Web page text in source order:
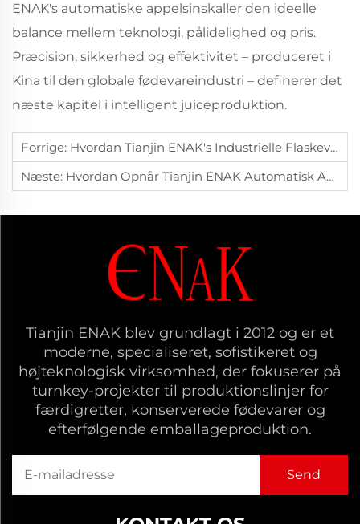
ENAK's automatiske appelsinskaller den ideelle
balance mellem teknologi, pålidelighed og pris.
Præcision, sikkerhed og effektivitet – produceret i
Kina til den globale fødevareindustri – definerer det
næste kapitel i intelligent juiceproduktion.
Forrige: Hvordan Tianjin ENAK's Industrielle Flaskevaskemaskine Understøtter Højeffektiv Rengøring Til Store Produktionslinjer
Næste: Hvordan Opnår Tianjin ENAK Automatisk Appelsinskalning Præcis Og Effektiv Skalning Af Appelsiner?
Tianjin ENAK blev grundlagt i 2012 og er et
moderne, specialiseret, sofistikeret og
højteknologisk virksomhed, der fokuserer på
turnkey-projekter til produktionslinjer for
færdigretter, konserverede fødevarer og
efterfølgende emballageproduktion.